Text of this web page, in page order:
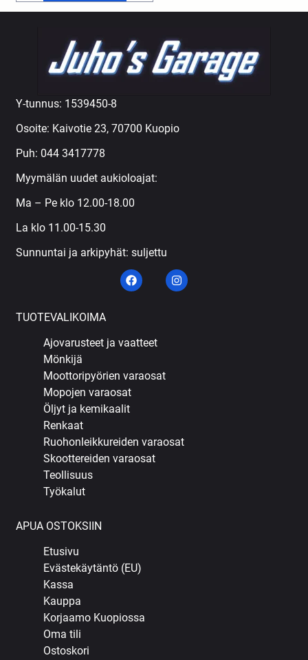
Y-tunnus: 1539450-8
Osoite: Kaivotie 23, 70700 Kuopio
Puh: 044 3417778
Myymälän uudet aukioloajat:
Ma – Pe klo 12.00-18.00
La klo 11.00-15.30
Sunnuntai ja arkipyhät: suljettu
TUOTEVALIKOIMA
Ajovarusteet ja vaatteet
Mönkijä
Moottoripyörien varaosat
Mopojen varaosat
Öljyt ja kemikaalit
Renkaat
Ruohonleikkureiden varaosat
Skoottereiden varaosat
Teollisuus
Työkalut
APUA OSTOKSIIN
Etusivu
Evästekäytäntö (EU)
Kassa
Kauppa
Korjaamo Kuopiossa
Oma tili
Ostoskori